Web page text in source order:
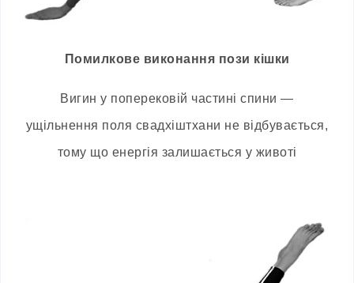
Помилкове виконання пози кішки
Вигин у поперековій частині спини—
ущільнення поля свадхіштхани не відбувається,
тому що енергія залишається у животі